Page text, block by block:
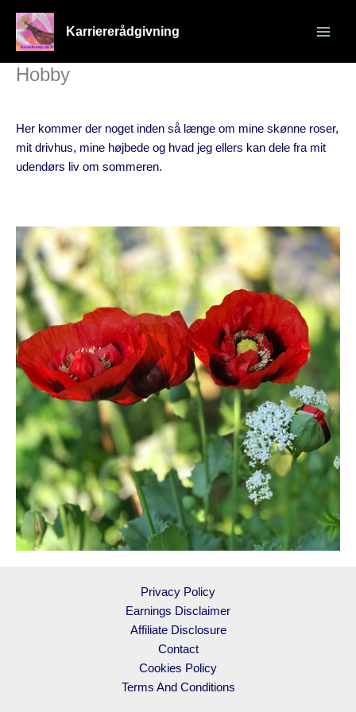
indholdet
Karriererådgivning
Hobby
Her kommer der noget inden så længe om mine skønne roser,
mit drivhus, mine højbede og hvad jeg ellers kan dele fra mit
udendørs liv om sommeren.
Privacy Policy
Earnings Disclaimer
Affiliate Disclosure
Contact
Cookies Policy
Terms And Conditions